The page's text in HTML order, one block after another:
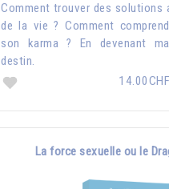
Comment trouver des solutions
de la vie ? Comment
son karma ? En devenant
destin.
14.00CHF
La force sexuelle ou le